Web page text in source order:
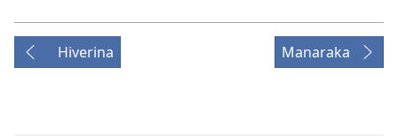
Hiverina Manaraka